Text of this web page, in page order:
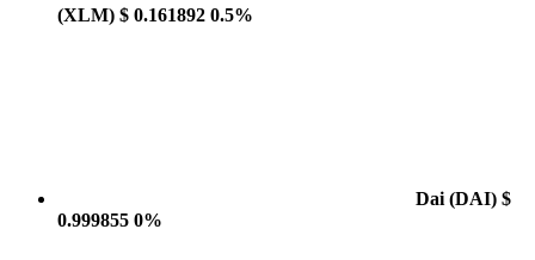
(XLM) $ 0.161892 0.5%
Dai (DAI) $
0.999855 0%